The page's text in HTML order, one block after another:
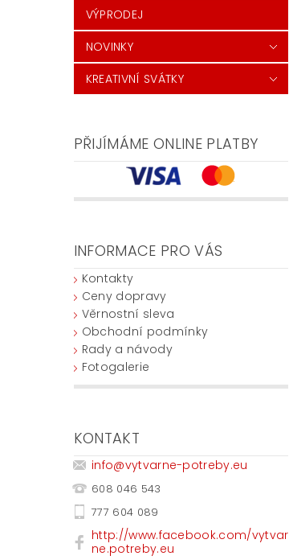
VÝPRODEJ
NOVINKY
KREATIVNÍ SVÁTKY
PŘIJÍMÁME ONLINE PLATBY
INFORMACE PRO VÁS
Kontakty
Ceny dopravy
Věrnostní sleva
Obchodní podmínky
Rady a návody
Fotogalerie
KONTAKT
info@vytvarne-potreby.eu
608 046 543
777 604 089
http://www.facebook.com/vytvar
ne.potreby.eu